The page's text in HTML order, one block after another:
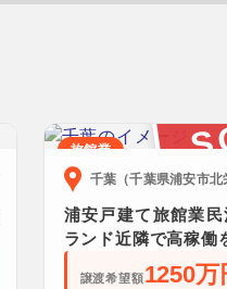
旅館業
千葉（千葉県浦安市北
浦安戸建て旅館業
ランド近隣で高稼働
譲渡希望額1250万